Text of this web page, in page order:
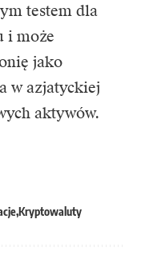
testem dla
i może
jako
w azjatyckiej
aktywów.
Kryptowaluty